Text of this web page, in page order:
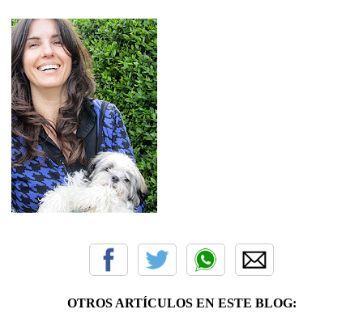
OTROS ARTÍCULOS EN ESTE BLOG: